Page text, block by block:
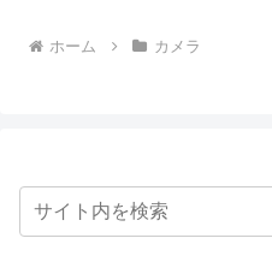
ホーム カメラ